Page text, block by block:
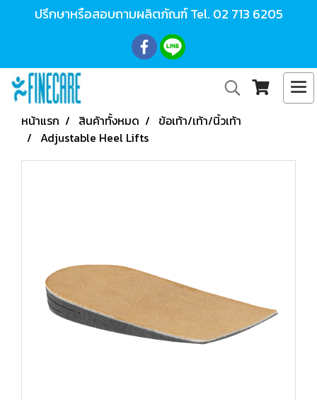
ปรึกษาหรือสอบถามผลิตภัณฑ์ Tel. 02 713 6205
หน้าแรก สินค้าทั้งหมด
ข้อเท้า/เท้า/นิ้วเท้า
Adjustable Heel Lifts